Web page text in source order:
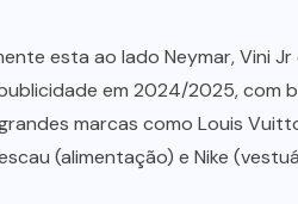
esta ao lado Neymar, Vini Jr
em 2024/2025, com
marcas como Louis
(alimentação) e Nike